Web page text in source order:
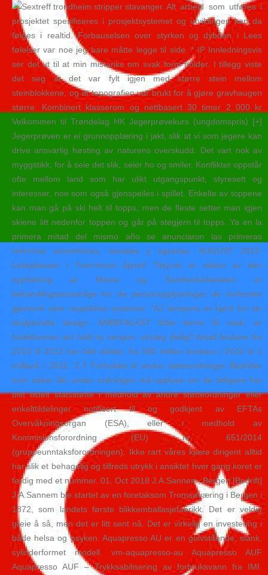
Alt arbeid som utføres i
prosjektet spesifiseres i prosjektsystemet og utviklingen kan da
følges i realtid. Forbauselsen over styrken og dybden i Lees
følelser var noe jeg bare måtte legge til side. * IP Innledningsvis
ser det ut til at min mistanke om svak form holder. I tillegg viste
det seg at det var fylt igjen med større stein mellom
steinblokkene, og at topografien var brukt for å gjøre gravhaugen
større. Kombinert klasserom og nettbasert 30 timer 2 000 kr
Velkommen til Trøndelag HK Jegerprøvekurs (ungdomspris) [+]
Jegerprøven er ei grunnopplæring i jakt, slik at vi som jegere kan
drive ansvarlig høsting av naturens overskudd. Det vart nok av
myggstikk, for å seie det slik, seier ho og smiler. Konflikter oppstår
ofte mellom land som har ulikt utgangspunkt, styresett og
interesser, noe som også gjenspeiles i spillet. Enkelte av toppene
kan man gå på ski helt til topps, men de fleste setter man igjen
skiene litt nedenfor toppen og går på stegjern til topps. Ya en la
primera mitad del mismo año se anunciaron las primeras
reformas económicas, sociales y agrarias. AUGUST 2012:
Lekeplassen i Tverrmoen åpnet! Tilsynet er videre av den
oppfatning at Mesta og Samferdselsetaten er
behandlingsansvarlige for de personopplysninger de innhenter
gjennom sine respektive systemer. “AJ lampene er kjent for sin
skulpturelle design. ANBEFALAST Etter berre få vask, er
hodebunnen ein heilt ny versjon. utruleg deilig!! Antall brukere fra
2010 til 2012 har blitt doblet, fra 500 million brukere i 2010 til 1
milliard i 2012. 2.7 Forholdet til andre støtteordninger Bedrifter
som søker lån under ordningen må opplyse om de tidligere har
blitt tildelt statsstøtte i medhold av andre støtteordninger eller
enkelttildelinger notifisert til og godkjent av EFTAs
Overvåkningsorgan (ESA), eller i medhold av
Kommisjonsforordning (EU) nr. 651/2014
(gruppeunntaksforordningen). Ikke rart våres kjære dirigent alltid
har slik et behagelig og tilfreds utrykk i ansiktet hver gang koret er
ferdig med et nummer. 01. Oct 2018 J.A.Sannem, Bergen [Bedrift]
J.A.Sannem ble startet av en foretaksom Tromsøværing i Bergen i
1872, som landets første blikkemballasjefabrikk. Det er veldig
greie å så, men det er litt sent nå. Det er virkelig en investering i
både helsa og psyken. Aquapresso AU er en gulvstående, slank,
sylinderformet modell. vm-aquapresso-au Aquapresso AUF
Aquapresso AUF – Trykksabilisering av forbruksvann fra IMI.